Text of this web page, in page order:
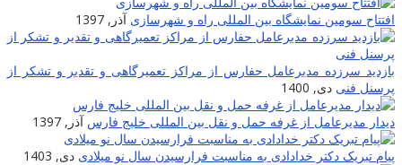
افتتاح سومین نمایشگاه بین المللی راه و شهرسازی آذر, 1397
بازدید سرزده مدیرعامل حفارس از مراکز تعمیرگاهی و تقدیر و تشکر از
پرسنل فنی دی, 1400
دیدار مدیرعامل از غرفه حمل و نقل بین المللی خلیج فارس آذر, 1397
پیام تبریک دکتر خدادادی به مناسبت فرارسیدن سال نو میلادی دی, 1403